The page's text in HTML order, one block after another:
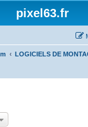
pixel63.fr
LOGICIELS DE